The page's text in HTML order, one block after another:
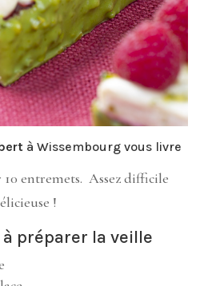
à Wissembourg vous livre
entremets. Assez difficile
!
à préparer la veille